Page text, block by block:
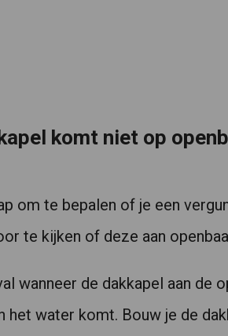
komt niet op
om te bepalen of je een
te kijken of deze aan
wanneer de dakkapel aan de
het water komt. Bouw je de